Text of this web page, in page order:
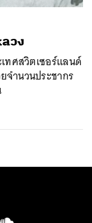
วง
ทศสวิตเซอร์แลนด์
ำนวนประชากร